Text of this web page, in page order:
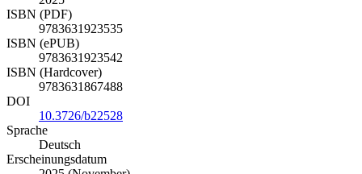
ISBN (PDF)
9783631923535
ISBN (ePUB)
9783631923542
ISBN (Hardcover)
9783631867488
DOI
10.3726/b22528
Sprache
Deutsch
Erscheinungsdatum